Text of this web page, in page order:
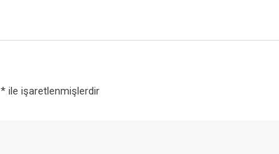
*ile işaretlenmişlerdir